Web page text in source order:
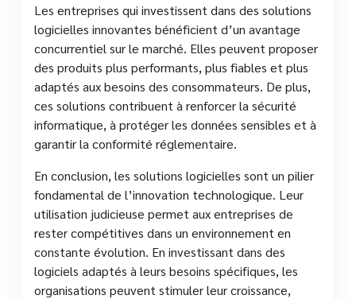
Les entreprises qui investissent dans des solutions
logicielles innovantes bénéficient d’un avantage
concurrentiel sur le marché. Elles peuvent proposer
des produits plus performants, plus fiables et plus
adaptés aux besoins des consommateurs. De plus,
ces solutions contribuent à renforcer la sécurité
informatique, à protéger les données sensibles et à
garantir la conformité réglementaire.
En conclusion, les solutions logicielles sont un pilier
fondamental de l’innovation technologique. Leur
utilisation judicieuse permet aux entreprises de
rester compétitives dans un environnement en
constante évolution. En investissant dans des
logiciels adaptés à leurs besoins spécifiques, les
organisations peuvent stimuler leur croissance,